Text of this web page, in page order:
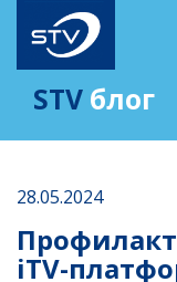
STV блог
28.05.2024
iTV-